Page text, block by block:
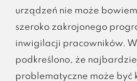
urządzeń nie może
szeroko zakrojonego
inwigilacji pracowników.
podkreślono, że
problematyczne może być